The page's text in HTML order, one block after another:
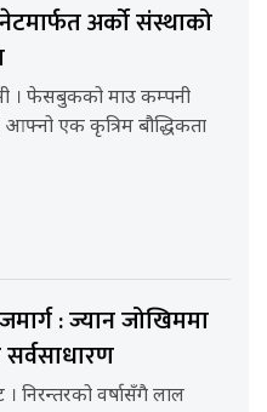
अर्को संस्थाको
। फेसबुकको माउ कम्पनी
एक कृत्रिम बौद्धिकता
: ज्यान जोखिममा
। निरन्तरको वर्षासँगै लाल